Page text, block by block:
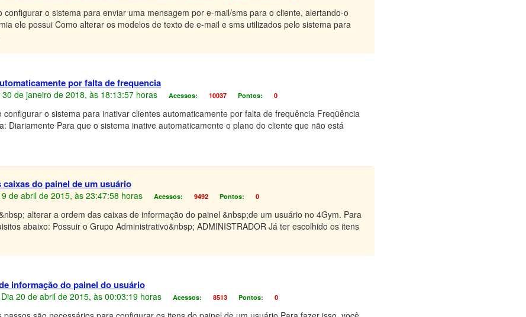
o sistema para enviar uma mensagem por e-mail/sms para o cliente, alertando-o
ele possui Como alterar os modelos de texto de e-mail e sms utilizados pelo sistema para
por falta de frequencia
de janeiro de 2018, às 18:13:57 horas Acessos: 10037 Pontos: 0
o sistema para inativar clientes automaticamente por falta de frequência Freqüência
Diariamente Para que o sistema inative automaticamente o plano do cliente que não está
do painel de um usuário
de abril de 2015, às 23:47:58 horas Acessos: 9492 Pontos: 0
alterar a ordem das caixas de informação do painel &nbsp;de um usuário no 4Gym. Para
abaixo: Possuir o Grupo Administrativo&nbsp; ADMINISTRADOR Já ter escolhido os itens
informação do painel do usuário
20 de abril de 2015, às 00:03:19 horas Acessos: 8513 Pontos: 0